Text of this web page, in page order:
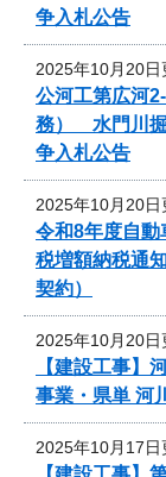
争入札公告
2025年10月20日
公河工第広河
務） 水門川掘
争入札公告
2025年10月20日
令和8年度自動
税増額納税通
契約）
2025年10月20日
【建設工事】
事業・県単 河
2025年10月17日